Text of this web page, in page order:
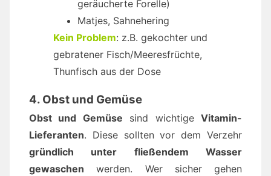
geräucherte Forelle)
Matjes, Sahnehering
Kein Problem: z.B. gekochter und
gebratener Fisch/Meeresfrüchte,
Thunfisch aus der Dose
4. Obst und Gemüse
Obst und Gemüse sind wichtigeVitamin-
Lieferanten. Diese sollten vor dem Verzehr
gründlich unter fließendem Wasser
gewaschen werden. Wer sicher gehen